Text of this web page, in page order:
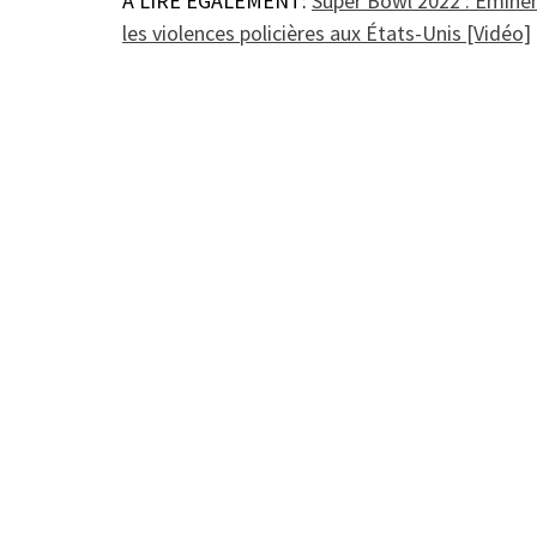
les violences policières aux États-Unis [Vidéo]